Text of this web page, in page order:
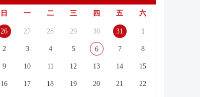
日 一 二 三 四 五 六
26 27 28 29 30 31 1
2 3 4 5 6 7 8
9 10 11 12 13 14 15
16 17 18 19 20 21 22